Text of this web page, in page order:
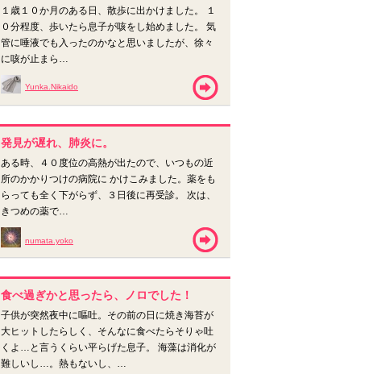
１歳１０か月のある日、散歩に出かけました。 １
０分程度、歩いたら息子が咳をし始めました。 気
管に唾液でも入ったのかなと思いましたが、徐々
に咳が止まら…
Yunka.Nikaido
発見が遅れ、肺炎に。
ある時、４０度位の高熱が出たので、いつもの近
所のかかりつけの病院に かけこみました。薬をも
らっても全く下がらず、３日後に再受診。 次は、
きつめの薬で…
numata.yoko
食べ過ぎかと思ったら、ノロでした！
子供が突然夜中に嘔吐。その前の日に焼き海苔が
大ヒットしたらしく、そんなに食べたらそりゃ吐
くよ…と言うくらい平らげた息子。 海藻は消化が
難しいし…。熱もないし、…